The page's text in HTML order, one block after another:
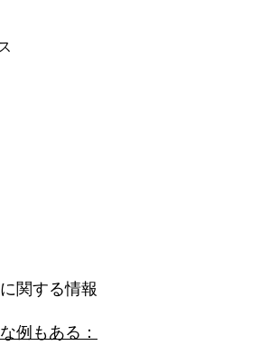
関する情報
例もある：